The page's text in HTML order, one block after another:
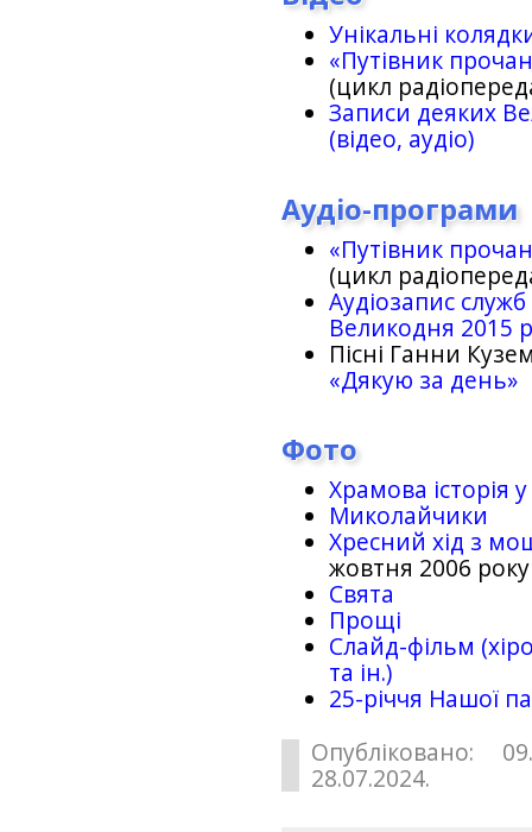
Унікальні
«Путівник
(цикл
Записи деяких
(відео, аудіо)
Аудіо-програми
«Путівник
(цикл
Аудіозапис
Великодня 2015
Пісні Ганни
«Дякую за день»
Фото
Храмова історія
Миколайчики
Хресний хід з
жовтня 2006 року
Свята
Прощі
Слайд-фільм
та ін.)
25-рiччя Нашої
Опубліковано:
28.07.2024.